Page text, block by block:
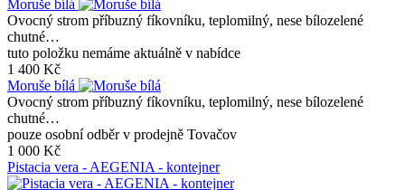
Moruše bílá
Ovocný strom příbuzný fíkovníku, teplomilný, nese bílozelené
chutné…
tuto položku nemáme aktuálně v nabídce
1 400 Kč
Moruše bílá
Ovocný strom příbuzný fíkovníku, teplomilný, nese bílozelené
chutné…
pouze osobní odběr v prodejně Tovačov
1 000 Kč
Pistacia vera - AEGENIA - kontejner